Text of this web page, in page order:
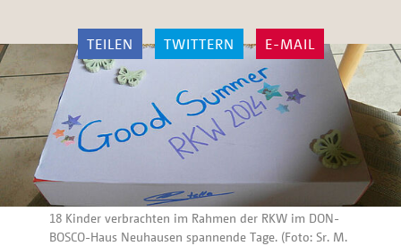
TEILEN TWITTERN E-MAIL
18 Kinder verbrachten im Rahmen der RKW im DON-
BOSCO-Haus Neuhausen spannende Tage. (Foto: Sr. M.